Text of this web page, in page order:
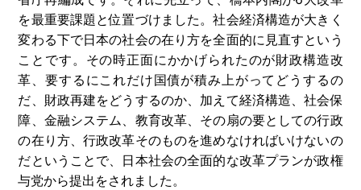
を最重要課題と位置づけました。社会経済構造が大きく
変わる下で日本の社会の在り方を全面的に見直すという
ことです。その時正面にかかげられたのが財政構造改
革、要するにこれだけ国債が積み上がってどうするの
だ、財政再建をどうするのか、加えて経済構造、社会保
障、金融システム、教育改革、その扇の要としての行政
の在り方、行政改革そのものを進めなければいけないの
だということで、日本社会の全面的な改革プランが政権
与党から提出をされました。